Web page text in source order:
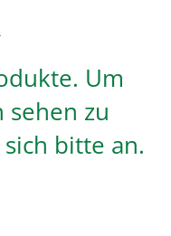
Um
zu
bitte an.